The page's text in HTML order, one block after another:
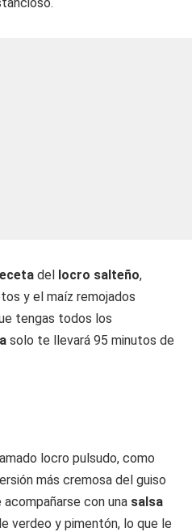
del locro salteño,
y el maíz remojados
tengas todos los
solo te llevará 95 minutos de
locro pulsudo, como
más cremosa del guiso
con una salsa
verdeo y pimentón, lo que le